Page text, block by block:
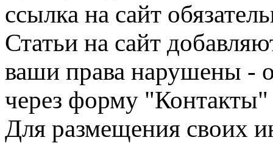
ссылка на сайт
Статьи на сайт
ваши права нарушены -
через форму "Контакты"
Для размещения своих